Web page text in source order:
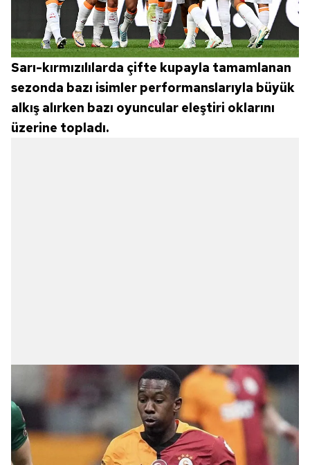
Sarı-kırmızılılarda çifte kupayla tamamlanan
sezonda bazı isimler performanslarıyla büyük
alkış alırken bazı oyuncular eleştiri oklarını
üzerine topladı.